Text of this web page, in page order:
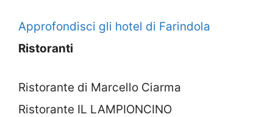
Approfondisci gli hotel di Farindola
Ristoranti
Ristorante di Marcello Ciarma
Ristorante IL LAMPIONCINO